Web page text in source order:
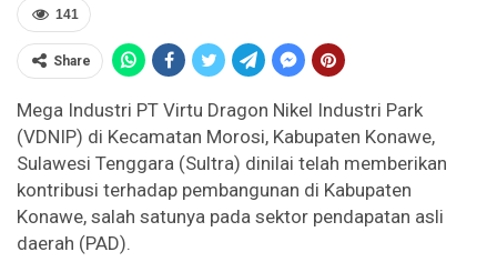
141
Share
Mega Industri PT Virtu Dragon Nikel Industri Park
(VDNIP) di Kecamatan Morosi, Kabupaten Konawe,
Sulawesi Tenggara (Sultra) dinilai telah memberikan
kontribusi terhadap pembangunan di Kabupaten
Konawe, salah satunya pada sektor pendapatan asli
daerah (PAD).